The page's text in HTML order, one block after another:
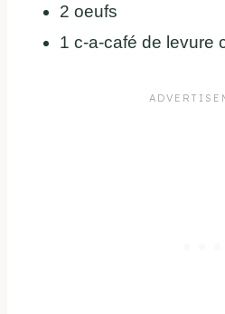
2 oeufs
1 c-a-café de levure